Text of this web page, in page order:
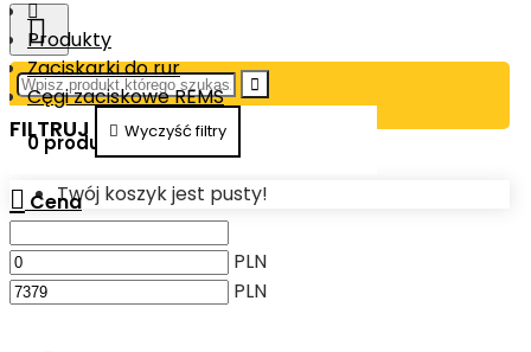
0 produkt. - 0,00 PLN
Twój koszyk jest pusty!
Produkty
Zaciskarki do rur
Cęgi zaciskowe REMS
FILTRUJ Wyczyść filtry
Cena
PLN
PLN